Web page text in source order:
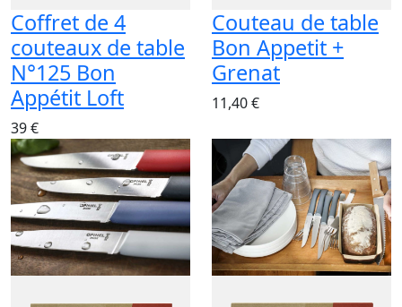
Coffret de 4
couteaux de table
N°125 Bon
Appétit Loft
39 €
Couteau de table
Bon Appetit +
Grenat
11,40 €